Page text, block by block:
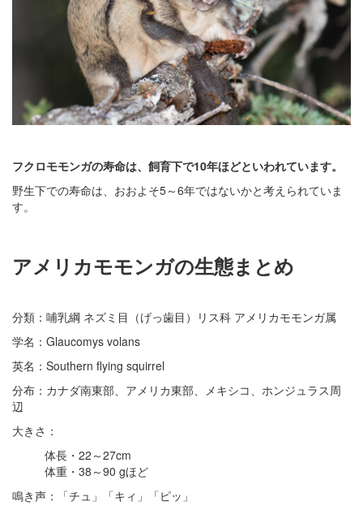
フクロモモンガの寿命は、飼育下で10年ほどといわれています。
野生下での寿命は、おおよそ5～6年ではないかと考えられていま
す。
アメリカモモンガの生態まとめ
分類：哺乳綱 ネズミ目（げっ歯目）リス科 アメリカモモンガ属
学名：Glaucomys volans
英名：Southern flying squirrel
分布：カナダ南東部、アメリカ東部、メキシコ、ホンジュラス周
辺
大きさ：
体長・22～27cm
体重・38～90 gほど
鳴き声：「チュ」「キィ」「ピッ」